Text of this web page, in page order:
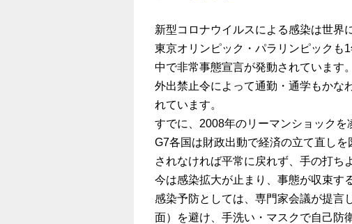
新型コロナウイルスによる感染は世界
東京オリンピック・パラリンピックも
中で非常事態宣言が発動されています。
外出禁止令によって通勤・通学もかな
れています。
すでに、2008年のリーマンショックを
G7各国は財政出動で経済の立て直し
されなければ平常に戻れず、手の打ち
今は感染拡大が止まり、事態が収束す
感染予防としては、専門家会議が提言
面）を避け、手洗い・マスクで自己防